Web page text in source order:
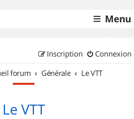
Menu
Connexion
Inscription
forum Générale Le VTT
Le VTT